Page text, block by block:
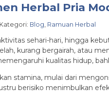
Herbal Pria
Blog, Ramuan Herbal
sehari-hari, hingga
kurang bergairah, atau
kualitas hidup,
stamina, mulai dari
berisiko menimbulkan